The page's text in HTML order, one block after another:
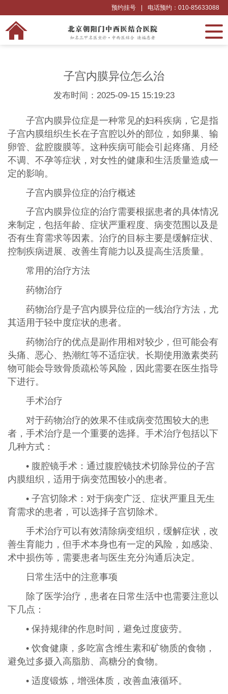
电话预约：010-85633088
预约挂号
子宫内膜异位怎么治
发布时间：2025-09-15 15:19:23
子宫内膜异位症是一种常见的妇科疾病，它是指
子宫内膜组织生长在子宫腔以外的部位，如卵巢、输
卵管、盆腔腹膜等。这种疾病可能会引起疼痛、月经
不调、不孕等症状，对女性的健康和生活质量造成一
定的影响。
子宫内膜异位症的治疗概述
子宫内膜异位症的治疗需要根据患者的具体情况
来制定，包括年龄、症状严重程度、病变范围以及是
否有生育需求等因素。治疗的目标主要是缓解症状、
控制疾病进展、改善生育能力以及提高生活质量。
常用的治疗方法
药物治疗
药物治疗是子宫内膜异位症的一线治疗方法，尤
其适用于轻中度症状的患者。
药物治疗的优点是副作用相对较少，但可能会有
头痛、恶心、热潮红等不适症状。长期使用激素类药
物可能会导致骨质疏松等风险，因此需要在医生指导
下进行。
手术治疗
对于药物治疗的效果不佳或病变范围较大的患
者，手术治疗是一个重要的选择。手术治疗包括以下
几种方式：
• 腹腔镜手术：通过腹腔镜技术切除异位的子宫
内膜组织，适用于病变范围较小的患者。
• 子宫切除术：对于病变广泛、症状严重且无生
育需求的患者，可以选择子宫切除术。
手术治疗可以有效清除病变组织，缓解症状，改
善生育能力，但手术本身也有一定的风险，如感染、
术中损伤等，需要患者与医生充分沟通后决定。
日常生活中的注意事项
除了医学治疗，患者在日常生活中也需要注意以
下几点：
• 保持规律的作息时间，避免过度疲劳。
• 饮食健康，多吃富含维生素和矿物质的食物，
避免过多摄入高脂肪、高糖分的食物。
• 适度锻炼，增强体质，改善血液循环。